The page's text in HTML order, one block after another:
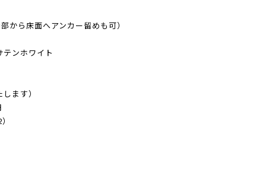
から床面へアンカー留めも可）
ンホワイト
ます）